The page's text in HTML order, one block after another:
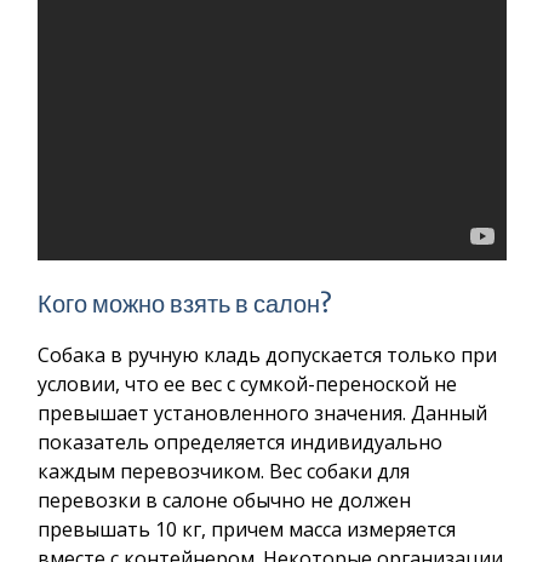
Кого можно взять в салон?
Собака в ручную кладь допускается только при
условии, что ее вес с сумкой-переноской не
превышает установленного значения. Данный
показатель определяется индивидуально
каждым перевозчиком. Вес собаки для
перевозки в салоне обычно не должен
превышать 10 кг, причем масса измеряется